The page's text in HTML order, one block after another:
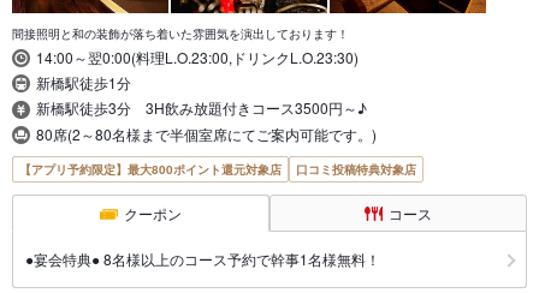
間接照明と和の装飾が落ち着いた雰囲気を演出しております！
14:00～翌0:00(料理L.O.23:00,ドリンクL.O.23:30)
新橋駅徒歩1分
新橋駅徒歩3分 3H飲み放題付きコース3500円～♪
80席(2～80名様まで半個室席にてご案内可能です。)
【アプリ予約限定】最大800ポイント還元対象店 口コミ投稿特典対象店
クーポン コース
●宴会特典● 8名様以上のコース予約で幹事1名様無料！